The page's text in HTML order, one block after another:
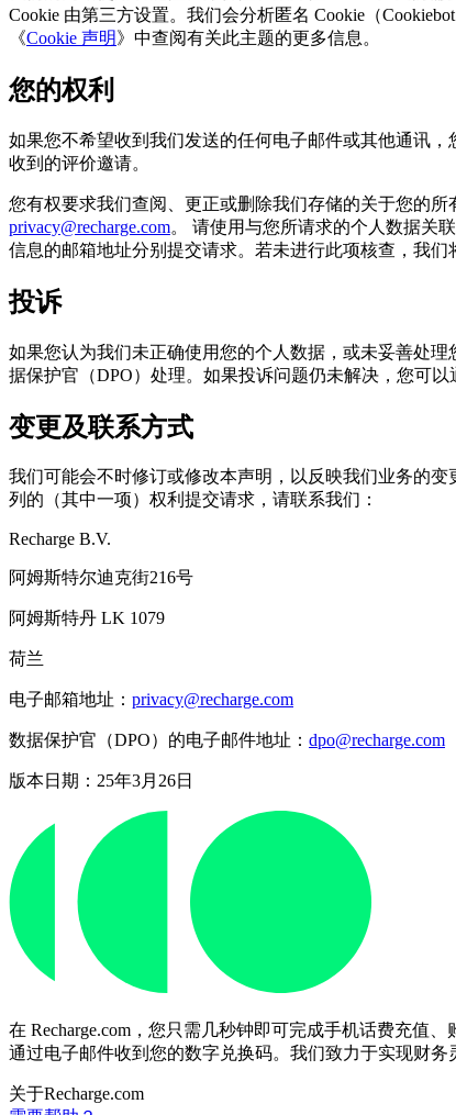
Cookie 由第三方设置。我们会分析匿名 Cookie（
《Cookie 声明》中查阅有关此主题的更多信息。
您的权利
如果您不希望收到我们发送的任何电子邮件或其他通讯
收到的评价邀请。
您有权要求我们查阅、更正或删除我们存储的关于您的
privacy@recharge.com。 请使用与您所请求的个人数据关
信息的邮箱地址分别提交请求。若未进行此项核查，我们
投诉
如果您认为我们未正确使用您的个人数据，或未妥善处理
据保护官（DPO）处理。如果投诉问题仍未解决，您可以
变更及联系方式
我们可能会不时修订或修改本声明，以反映我们业务的
列的（其中一项）权利提交请求，请联系我们：
Recharge B.V.
阿姆斯特尔迪克街216号
阿姆斯特丹 LK 1079
荷兰
电子邮箱地址： privacy@recharge.com
数据保护官（DPO）的电子邮件地址： dpo@recharge.com
版本日期：25年3月26日
在 Recharge.com，您只需几秒钟即可完成手机话费充值
通过电子邮件收到您的数字兑换码。我们致力于实现财
关于Recharge.com